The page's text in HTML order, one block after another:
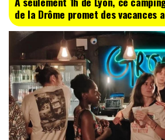
de la Drôme promet des vacances